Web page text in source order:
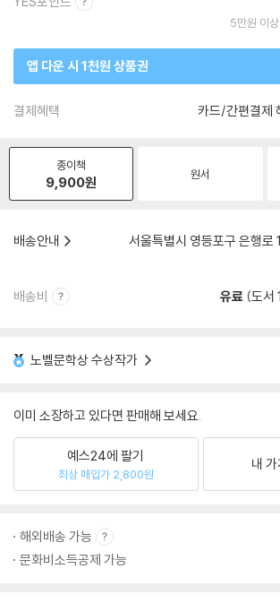
5만원 이
앱 다운 시 1천원 상품권
결제혜택 카드/간편결제
종이책
9,900원 원서
배송안내
서울특별시 영등포구 은행로
배송비 유료 (도서
노벨문학상 수상작가
이미 소장하고 있다면 판매해 보세요.
예스24에 팔기
최상 매입가 2,800원
내
해외배송 가능
문화비소득공제 가능